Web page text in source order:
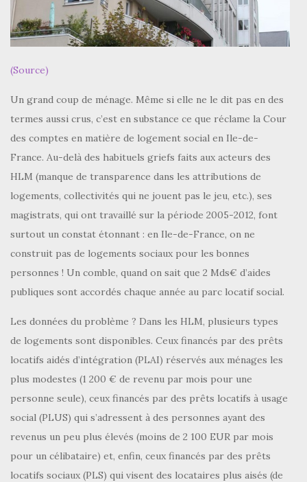
(Source)
Un grand coup de ménage. Même si elle ne le dit pas en des
termes aussi crus, c’est en substance ce que réclame la Cour
des comptes en matière de logement social en Ile-de-
France. Au-delà des habituels griefs faits aux acteurs des
HLM (manque de transparence dans les attributions de
logements, collectivités qui ne jouent pas le jeu, etc.), ses
magistrats, qui ont travaillé sur la période 2005-2012, font
surtout un constat étonnant : en Ile-de-France, on ne
construit pas de logements sociaux pour les bonnes
personnes ! Un comble, quand on sait que 2 Mds€ d’aides
publiques sont accordés chaque année au parc locatif social.
Les données du problème ? Dans les HLM, plusieurs types
de logements sont disponibles. Ceux financés par des prêts
locatifs aidés d’intégration (PLAI) réservés aux ménages les
plus modestes (1 200 € de revenu par mois pour une
personne seule), ceux financés par des prêts locatifs à usage
social (PLUS) qui s’adressent à des personnes ayant des
revenus un peu plus élevés (moins de 2 100 EUR par mois
pour un célibataire) et, enfin, ceux financés par des prêts
locatifs sociaux (PLS) qui visent des locataires plus aisés (de